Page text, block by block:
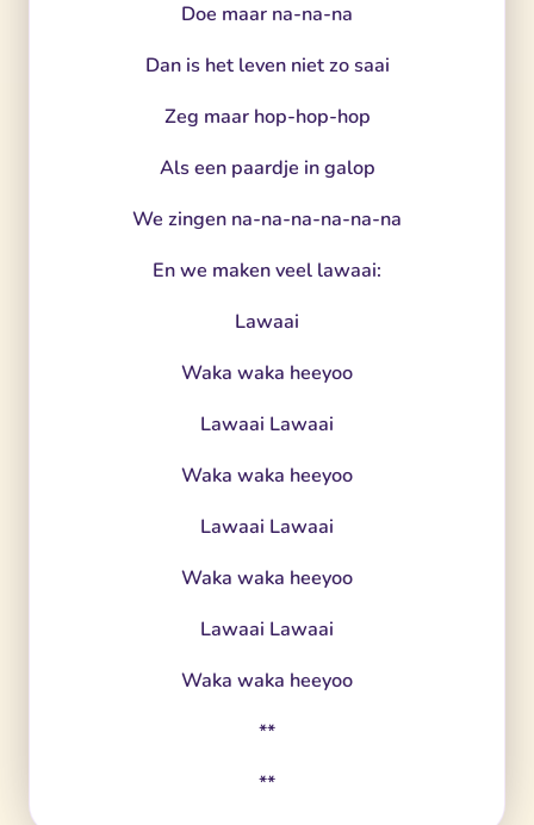
Doe maar na-na-na
Dan is het leven niet zo saai
Zeg maar hop-hop-hop
Als een paardje in galop
We zingen na-na-na-na-na-na
En we maken veel lawaai:
Lawaai
Waka waka heeyoo
Lawaai Lawaai
Waka waka heeyoo
Lawaai Lawaai
Waka waka heeyoo
Lawaai Lawaai
Waka waka heeyoo
**
**